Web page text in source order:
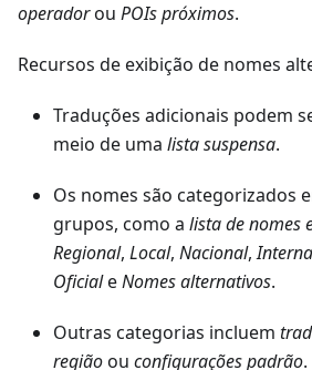
operadorou POIs próximos.
Recursos de exibição de nomes
Traduções adicionais podem
meio de uma lista suspensa.
Os nomes são categorizados
grupos, como a lista de nomes
Regional, Local, Nacional,
OficialeNomes alternativos.
Outras categorias incluem
regiãoou configurações padrão.